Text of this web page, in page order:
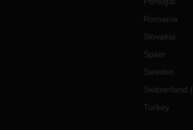
Romania
Slovakia
Spain
Sweden
Switzerland (
Turkey